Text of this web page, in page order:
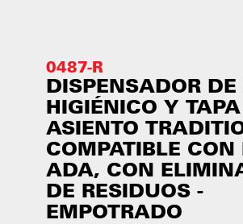
0487-R
DISPENSADOR DE
HIGIÉNICO Y
ASIENTO
COMPATIBLE CON
ADA, CON
DE RESIDUOS -
EMPOTRADO